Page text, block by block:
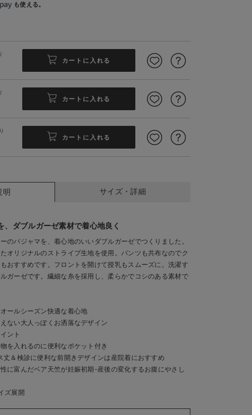
きた頃にちょうどイイ
も使える。
カートに入れる
カートに入れる
カートに入れる
明 サイズ・詳細
、ダブルガーゼ素材で着心地良く
のパジャマを、着心地のいいダブルガーゼでつくりました。
オリジナルのストライプ生地を使用。パンツも共布なのでク
おすすめです。フロントを開けて授乳もスムーズに。洗濯す
ガーゼです。繊細な糸を採用し、柔らかでコシのある素材で
ールシーズン快適な着心地
ない大人っぽくお洒落なデザイン
ント
を入れるのに便利なポケット付き
丈＆検診に便利な前開きデザインは産院着におすすめ
に富んだベア天竺が妊娠初期-産後の変化するお腹にやさし
ズ展開